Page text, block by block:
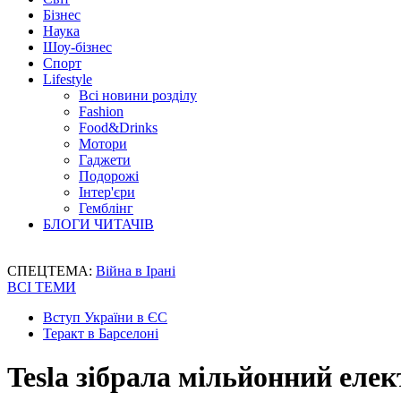
Бізнес
Наука
Шоу-бізнес
Спорт
Lifestyle
Всі новини розділу
Fashion
Food&Drinks
Мотори
Гаджети
Подорожі
Інтер'єри
Гемблінг
БЛОГИ ЧИТАЧІВ
СПЕЦТЕМА: Війна в Ірані
ВСІ ТЕМИ
Вступ України в ЄС
Теракт в Барселоні
Tesla зібрала мільйонний